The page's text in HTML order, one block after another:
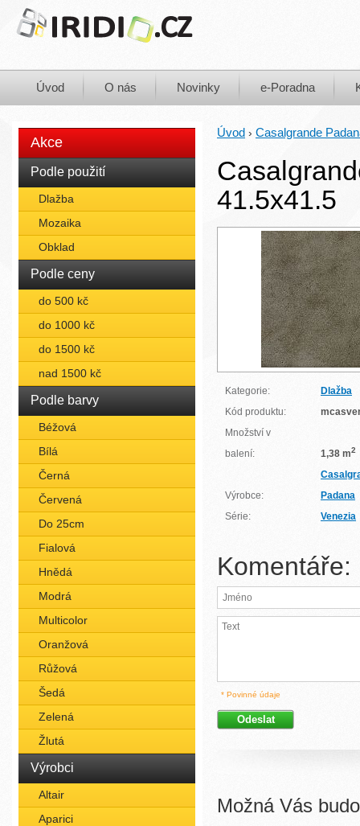
Úvod O nás Novinky e-Poradna
Akce
Podle použití
Dlažba
Mozaika
Obklad
Podle ceny
do 500 kč
do 1000 kč
do 1500 kč
nad 1500 kč
Podle barvy
Béžová
Bílá
Černá
Červená
Do 25cm
Fialová
Hnědá
Modrá
Multicolor
Oranžová
Růžová
Šedá
Zelená
Žlutá
Výrobci
Altair
Aparici
Úvod › Casalgrande
41.5x41.5
Kategorie:
Dlažba
Kód produktu:
Množství v
balení:
1,38 m2
Výrobce:
Padana
Série:
Venezia
Komentáře:
* Povinné údaje
Možná Vás